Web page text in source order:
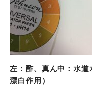
左：酢、真ん中：水
漂白作用）